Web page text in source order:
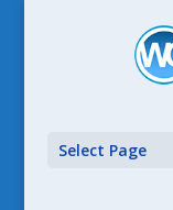
Select Page